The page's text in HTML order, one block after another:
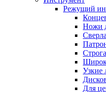
Режущий
Ножи
Сверла
Узкие
Для